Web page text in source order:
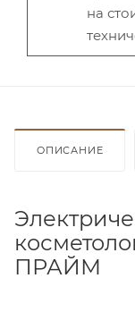
на
ОПИСАНИЕ
ПРАЙМ